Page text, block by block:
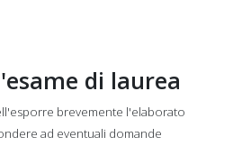
di laurea
brevemente l'elaborato
ad eventuali domande